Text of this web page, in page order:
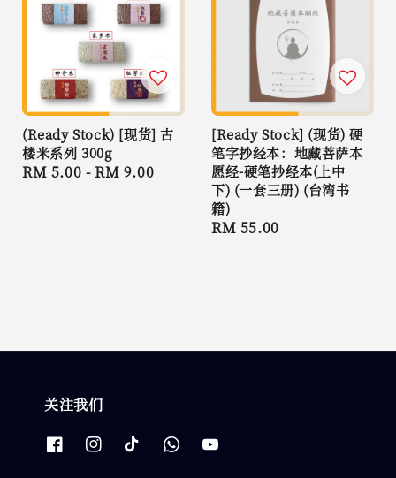
(Ready Stock) [现货] 古
楼米系列 300g
Regular
RM 5.00 -RM 9.00
[Ready Stock] (现货) 硬
笔字抄经本：地藏菩萨本
愿经-硬笔抄经本(上中
下) (一套三册) (台湾书
籍)
Regular
RM 55.00
关注我们